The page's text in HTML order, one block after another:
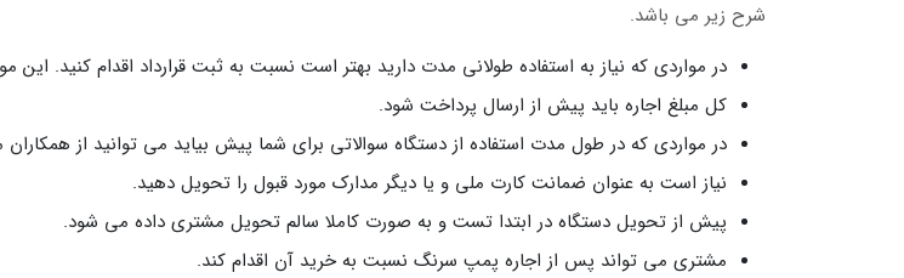
شرح زیر می باشد.
در مواردی که نیاز به استفاده طولانی مدت دارید بهتر است نسبت به ثبت قرارداد اقدام کنید.
کل مبلغ اجاره باید پیش از ارسال پرداخت شود.
در مواردی که در طول مدت استفاده از دستگاه سوالاتی برای شما پیش بیاید می توانید از
نیاز است به عنوان ضمانت کارت ملی و یا دیگر مدارک مورد قبول را تحویل دهید.
پیش از تحویل دستگاه در ابتدا تست و به صورت کاملا سالم تحویل مشتری داده می شود.
مشتری می‌ تواند پس از اجاره پمپ سرنگ نسبت به خرید آن اقدام کند.